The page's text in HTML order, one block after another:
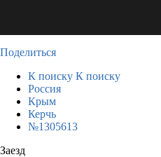
Поделиться
К поиску К поиску
Россия
Крым
Керчь
№1305613
Заезд